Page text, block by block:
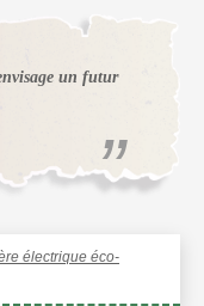
un futur
électrique éco-